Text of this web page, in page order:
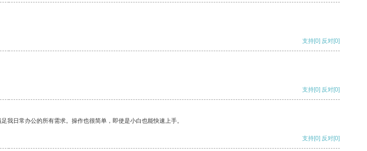
支持[0] 反对[0]
支持[0] 反对[0]
我日常办公的所有需求。操作也很简单，即使是小白也能快速上手。
支持[0] 反对[0]